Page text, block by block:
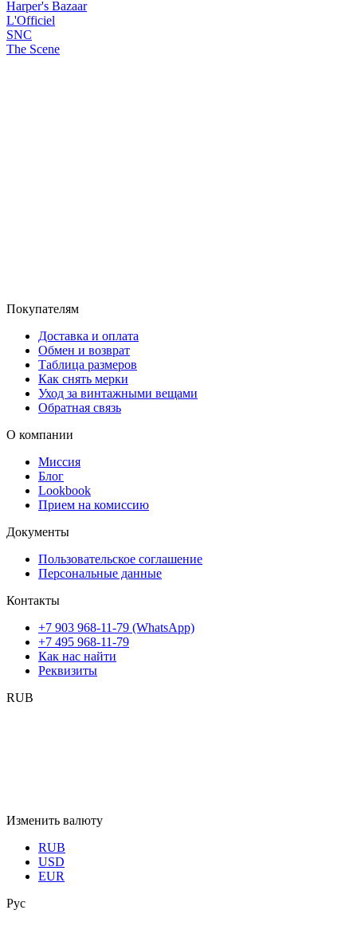
Harper's Bazaar
L'Officiel
SNC
The Scene
Покупателям
Доставка и оплата
Обмен и возврат
Таблица размеров
Как снять мерки
Уход за винтажными вещами
Обратная связь
О компании
Миссия
Блог
Lookbook
Прием на комиссию
Документы
Пользовательское соглашение
Персональные данные
Контакты
+7 903 968-11-79 (WhatsApp)
+7 495 968-11-79
Как нас найти
Реквизиты
RUB
Изменить валюту
RUB
USD
EUR
Рус